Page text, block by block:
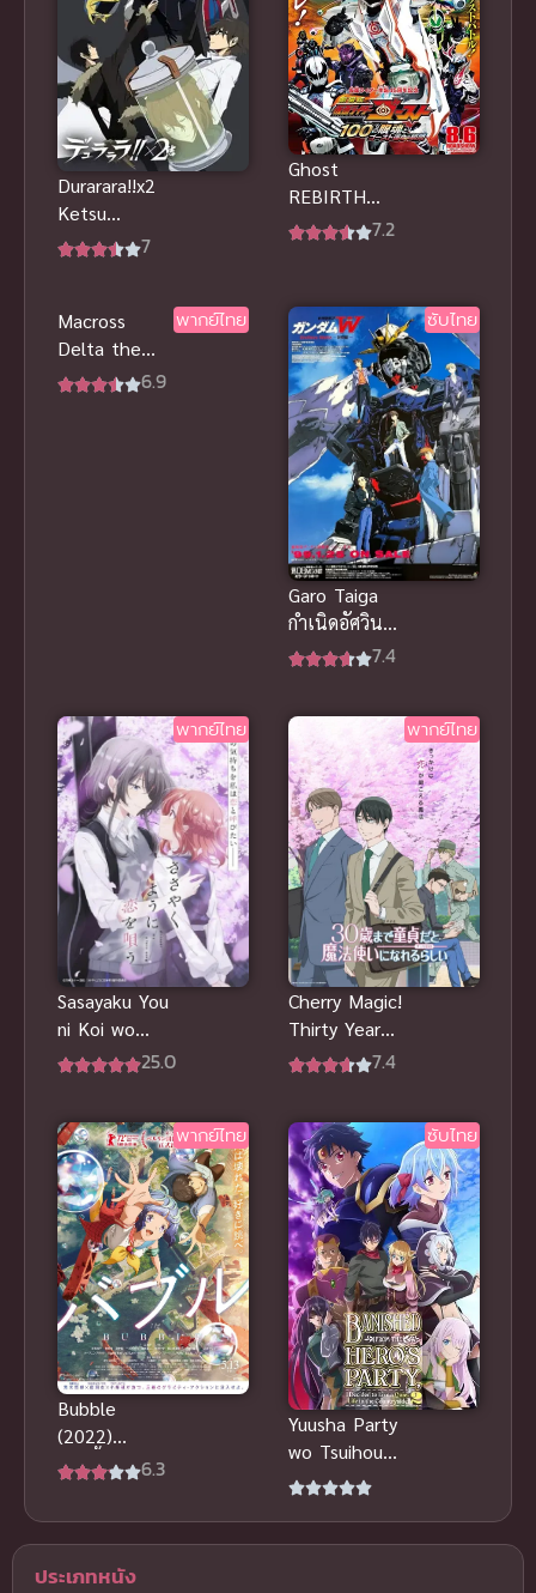
Durarara!!x2
Ketsu
สงครามแดน
7
Ghost
REBIRTH
Specter ภาค
เรื่องHD ชัด
แจ๋วมาก
7.2
พากย์ไทย
Macross
Delta the
Movie Zettai
6.9
ซับไทย
Garo Taiga
กำเนิดอัศวิน
หมาป่าทองคำ
7.4
พากย์ไทย
Sasayaku You
ni Koi wo
Utau ซับไทย25.0
พากย์ไทย
Cherry Magic!
Thirty Years
of Virginity
30 ยังซิงกับ
เวทมนตร์ปิ๊ง
รัก
7.4
พากย์ไทย
Bubble
(2022)
บับเบิ้ล พากย์
6.3
ซับไทย
Yuusha Party
wo Tsuihou
sareta
ประเภทหนัง